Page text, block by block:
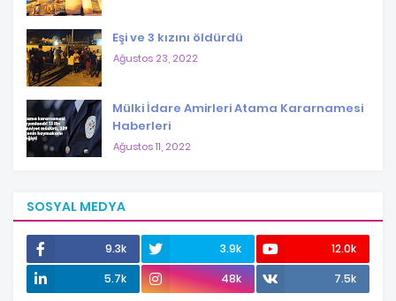
Eşi ve 3 kızını öldürdü
Ağustos 23, 2022
Mülki İdare Amirleri Atama Kararnamesi
Haberleri
Ağustos 11, 2022
SOSYAL MEDYA
9.3k 3.9k
12.0k
5.7k
48k 7.5k